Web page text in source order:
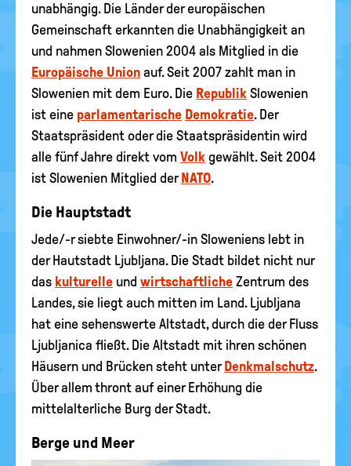
unabhängig. Die Länder der europäischen
Gemeinschaft erkannten die Unabhängigkeit an
und nahmen Slowenien 2004 als Mitglied in die
Europäische Union auf. Seit 2007 zahlt man in
Slowenien mit dem Euro. Die Republik Slowenien
ist eine parlamentarische Demokratie. Der
Staatspräsident oder die Staatspräsidentin wird
alle fünf Jahre direkt vom Volk gewählt. Seit 2004
ist Slowenien Mitglied der NATO.
Die Hauptstadt
Jede/-r siebte Einwohner/-in Sloweniens lebt in
der Hautstadt Ljubljana. Die Stadt bildet nicht nur
das kulturelle und wirtschaftliche Zentrum des
Landes, sie liegt auch mitten im Land. Ljubljana
hat eine sehenswerte Altstadt, durch die der Fluss
Ljubljanica fließt. Die Altstadt mit ihren schönen
Häusern und Brücken steht unter Denkmalschutz.
Über allem thront auf einer Erhöhung die
mittelalterliche Burg der Stadt.
Berge und Meer